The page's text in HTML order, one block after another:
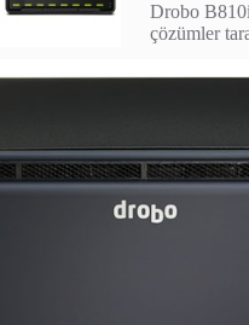
Drobo
çözümler